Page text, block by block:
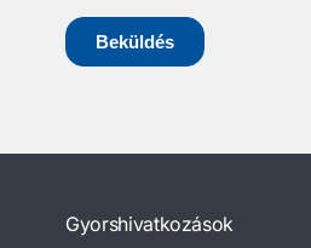
Gyorshivatkozások